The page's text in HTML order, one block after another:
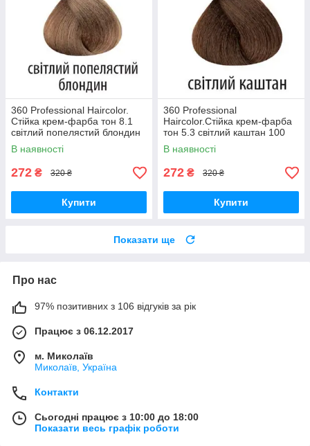
360 Professional Haircolor.
Стійка крем-фарба тон 8.1
світлий попелястий блондин
100 мл
В наявності
272 ₴ 320 ₴
Купити
360 Professional
Haircolor.Стійка крем-фарба
тон 5.3 світлий каштан 100
мл
В наявності
272 ₴ 320 ₴
Купити
Показати ще
Про нас
97% позитивних з 106 відгуків за рік
Працює з 06.12.2017
м. Миколаїв
Миколаїв, Україна
Контакти
Сьогодні працює з 10:00 до 18:00
Показати весь графік роботи